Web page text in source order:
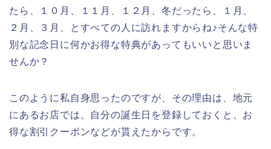
たら、１０月、１１月、１２月、冬だったら、１月、
２月、３月、とすべての人に訪れますからね♪そんな特
別な記念日に何かお得な特典があってもいいと思いま
せんか？
このように私自身思ったのですが、その理由は、地元
にあるお店では、自分の誕生日を登録しておくと、お
得な割引クーポンなどが貰えたからです。